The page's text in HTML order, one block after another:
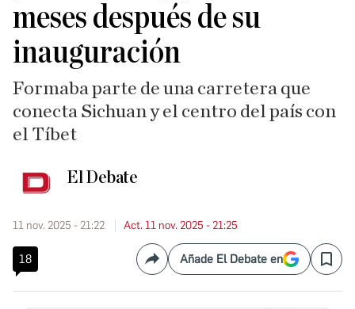
meses después de su
inauguración
Formaba parte de una carretera que
conecta Sichuan y el centro del país con
el Tíbet
El Debate
11 nov. 2025 - 21:22 Act. 11 nov. 2025 - 21:25
18 CompartirAñade El Debate en Save